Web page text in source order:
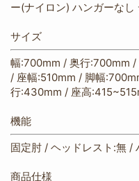
ー(ナイロン) ハンガーな
サイズ
幅:700mm / 奥行:700mm
/ 座幅:510mm / 脚幅
行:430mm / 座高
機能
固定肘 / ヘッドレスト:無 /
商品仕様